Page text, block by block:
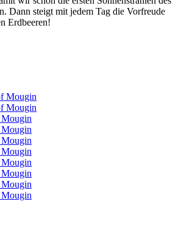
Dann steigt mit jedem Tag die Vorfreude
Erdbeeren!